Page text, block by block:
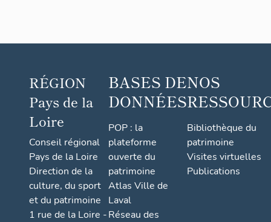
RÉGION
Pays de la
Loire
Conseil régional
Pays de la Loire
Direction de la
culture, du sport
et du patrimoine
1 rue de la Loire -
BASES DE
DONNÉES
POP : la
plateforme
ouverte du
patrimoine
Atlas Ville de
Laval
Réseau des
NOS
Bibliothèque du
patrimoine
Visites virtuelles
Publications